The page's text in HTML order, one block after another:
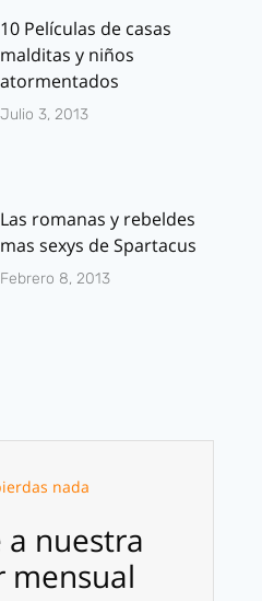
10 Películas de casas
malditas y niños
atormentados
Julio 3, 2013
Las romanas y rebeldes
mas sexys de Spartacus
Febrero 8, 2013
nada
a nuestra
mensual